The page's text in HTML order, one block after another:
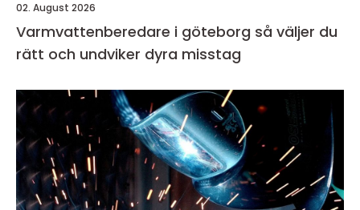
02. August 2026
Varmvattenberedare i göteborg så väljer du
rätt och undviker dyra misstag